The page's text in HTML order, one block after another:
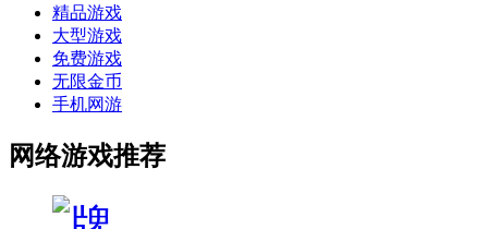
精品游戏
大型游戏
免费游戏
无限金币
手机网游
网络游戏推荐